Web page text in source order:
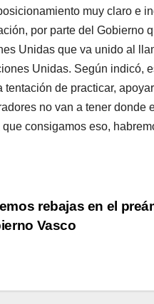
muy claro e
por parte del Gobierno
Unidas que va unido al
Unidas. Según indicó,
tentación de practicar,
no van a tener
consigamos eso,
rebajas en el
Vasco